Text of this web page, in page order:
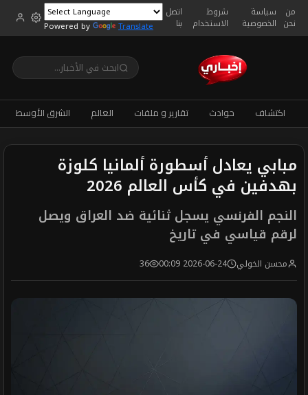
من
نحن
سياسة
الخصوصية
شروط
الاستخدام
اتصل
بنا Powered by Translate
اكتشاف حوادث تقارير و ملفات العالم الشرق الأوسط
مبابي يعادل أسطورة ألمانيا كلوزة
بهدفين في كأس العالم 2026
النجم الفرنسي يسجل ثنائية ضد العراق ويصل
لرقم قياسي في تاريخ
محسن الخولي 2026-06-24 00:09
36